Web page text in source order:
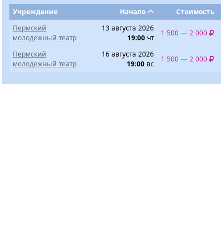
Учреждение Начало
Стоимость
Пермский
молодежный театр
13 августа 2026
19:00 чт
1 500 — 2 000
Пермский
молодежный театр
16 августа 2026
19:00 вс
1 500 — 2 000